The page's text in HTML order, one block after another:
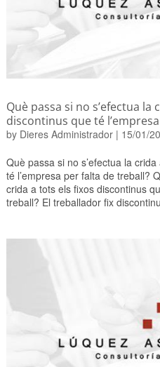
Què passa si no s’efectua la
discontinus que té
by Dieres Administrador| 15/01/
Què passa si no s’efectua la
té l’empresa per falta de treball?
crida a tots els fixos discontinus
treball? El treballador fix